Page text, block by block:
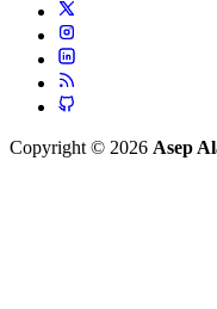
Copyright © 2026 Asep